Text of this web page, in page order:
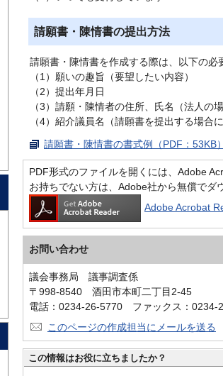
請願書・陳情書の提出方法
請願書・陳情書を作成する際は、以下の必
（1）願いの趣旨（要望したい内容）
（2）提出年月日
（3）請願・陳情者の住所、氏名（法人の
（4）紹介議員名（請願書を提出する場合
請願書・陳情書の書式例（PDF：53KB）
PDF形式のファイルを開くには、Adobe
お持ちでない方は、Adobe社から無償でダ
Adobe Acrobat
お問い合わせ
議会事務局 議事調査係
〒998-8540 酒田市本町二丁目2-45
電話：0234-26-5770 ファックス：0234-
このページの作成担当にメールを送る
この情報はお役に立ちましたか？